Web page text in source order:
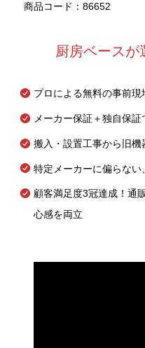
商品コード：86652
厨房ベースが
プロによる無料の事前現
メーカー保証＋独自保証
搬入・設置工事から旧
特定メーカーに偏らな
顧客満足度3冠達成！通
心感を両立